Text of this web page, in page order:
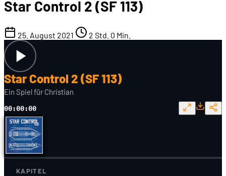
Star Control 2 (SF 113)
25. August 2021 2 Std. 0 Min.
Star Control 2 (SF 113)
Ein Spiel für Christian
00:00:00
KAPITEL